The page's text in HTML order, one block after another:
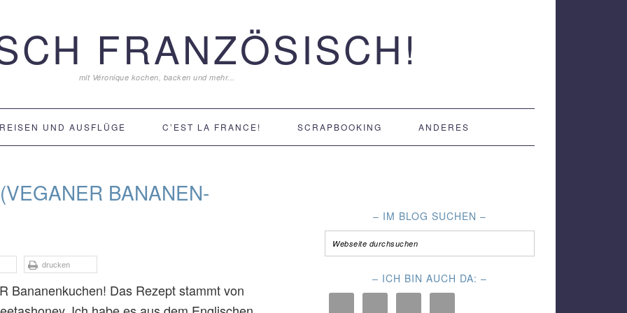
FRANZÖSISCH!
mit Véronique kochen, backen und mehr...
REISEN UND AUSFLÜGE C’EST LA FRANCE! SCRAPBOOKING ANDERES
BANANEN-
drucken
Bananenkuchen! Das Rezept stammt von
– IM BLOG SUCHEN –
– ICH BIN AUCH DA: –